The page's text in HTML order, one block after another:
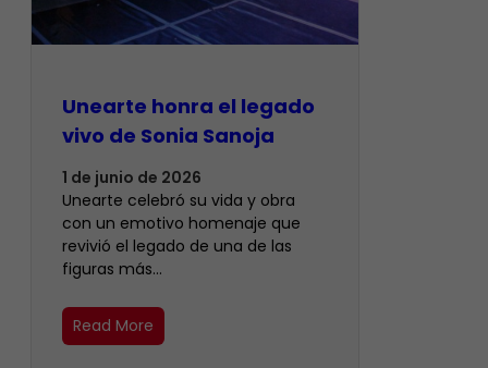
Unearte honra el legado
vivo de Sonia Sanoja
1 de junio de 2026
Unearte celebró su vida y obra
con un emotivo homenaje que
revivió el legado de una de las
figuras más…
Read More